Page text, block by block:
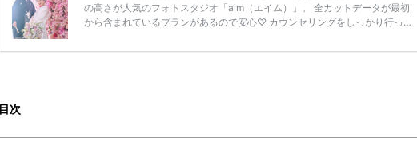
の高さが人気のフォトスタジオ「aim（エイム）」。 全カットデータが最初
から含まれているプランがあるので安心♡ カウンセリングをしっかり行って
を得意としているのでキュートな雰囲気が希望の花嫁さまにおすすめなスタ
目次